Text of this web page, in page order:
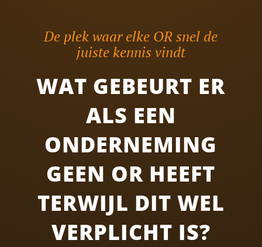
De plek waar elke OR snel de
juiste kennis vindt
WAT GEBEURT ER
ALS EEN
ONDERNEMING
GEEN OR HEEFT
TERWIJL DIT WEL
VERPLICHT IS?